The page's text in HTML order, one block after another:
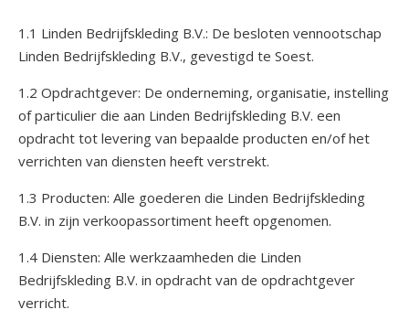
1.1 Linden Bedrijfskleding B.V.: De besloten vennootschap
Linden Bedrijfskleding B.V., gevestigd te Soest.
1.2 Opdrachtgever: De onderneming, organisatie, instelling
of particulier die aan Linden Bedrijfskleding B.V. een
opdracht tot levering van bepaalde producten en/of het
verrichten van diensten heeft verstrekt.
1.3 Producten: Alle goederen die Linden Bedrijfskleding
B.V. in zijn verkoopassortiment heeft opgenomen.
1.4 Diensten: Alle werkzaamheden die Linden
Bedrijfskleding B.V. in opdracht van de opdrachtgever
verricht.